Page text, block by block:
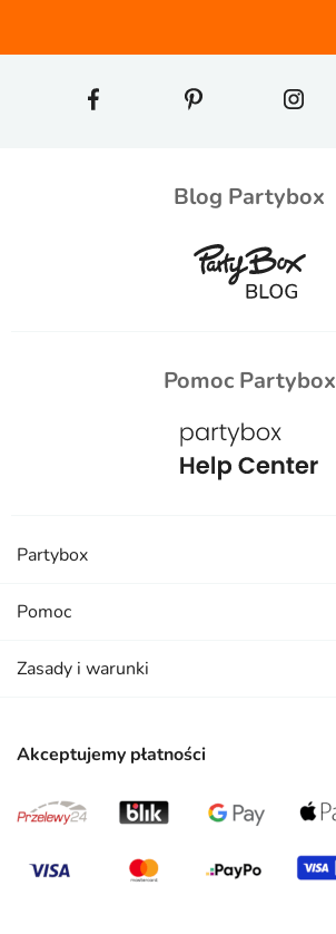
Blog Partybox
Pomoc Partybox
Akceptujemy płatności
Partybox
Pomoc
Zasady i warunki